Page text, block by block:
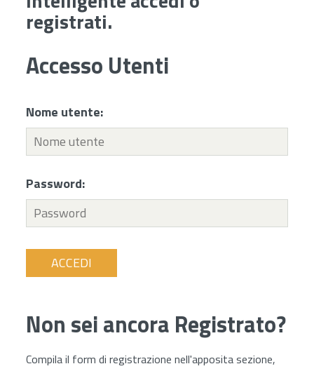
registrati.
Accesso Utenti
Nome utente:
Password:
ACCEDI
Non sei ancora Registrato?
Compila il form di registrazione nell'apposita sezione,